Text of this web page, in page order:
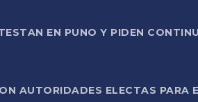
EN PUNO Y PIDEN
AUTORIDADES ELECTAS PARA